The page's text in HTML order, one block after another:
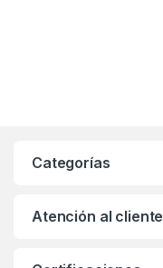
Categorías
Atención al cliente